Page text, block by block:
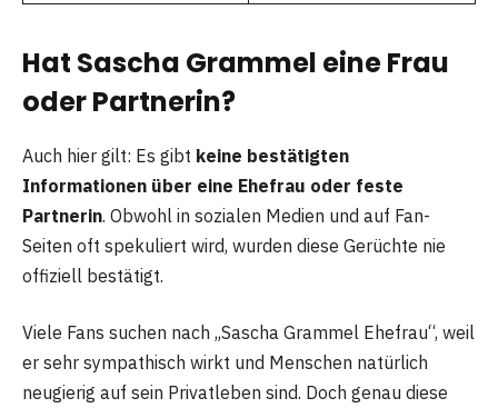
Hat Sascha Grammel eine Frau
oder Partnerin?
Auch hier gilt: Es gibt keine bestätigten
Informationen über eine Ehefrau oder feste
Partnerin. Obwohl in sozialen Medien und auf Fan-
Seiten oft spekuliert wird, wurden diese Gerüchte nie
offiziell bestätigt.
Viele Fans suchen nach „Sascha Grammel Ehefrau“, weil
er sehr sympathisch wirkt und Menschen natürlich
neugierig auf sein Privatleben sind. Doch genau diese